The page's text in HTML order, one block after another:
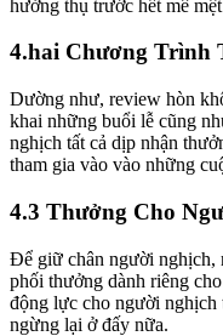
hưởng thụ trước hết mê
4.hai Chương Trình
Dường như, review hòn
khai những buổi lễ cũng
nghịch tất cả dịp nhận
tham gia vào vào những
4.3 Thưởng Cho
Để giữ chân người nghịch,
phối thưởng dành riêng
động lực cho người nghịch
ngừng lại ở đấy nữa.